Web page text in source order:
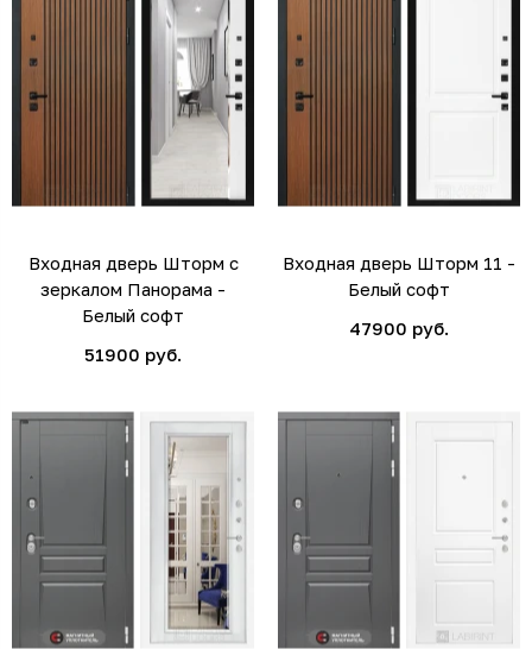
Входная дверь Шторм с
зеркалом Панорама -
Белый софт
51900 руб.
Входная дверь Шторм 11 -
Белый софт
47900 руб.